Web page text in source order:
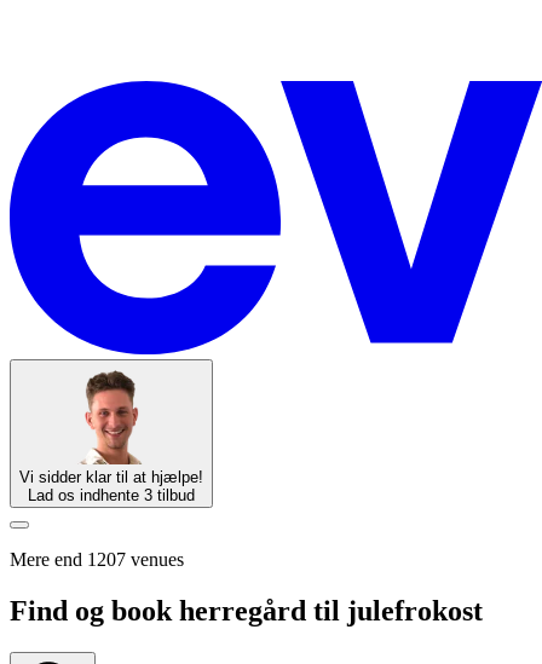
Vi sidder klar til at hjælpe!
Lad os indhente 3 tilbud
Mere end 1207 venues
Find og book herregård til julefrokost